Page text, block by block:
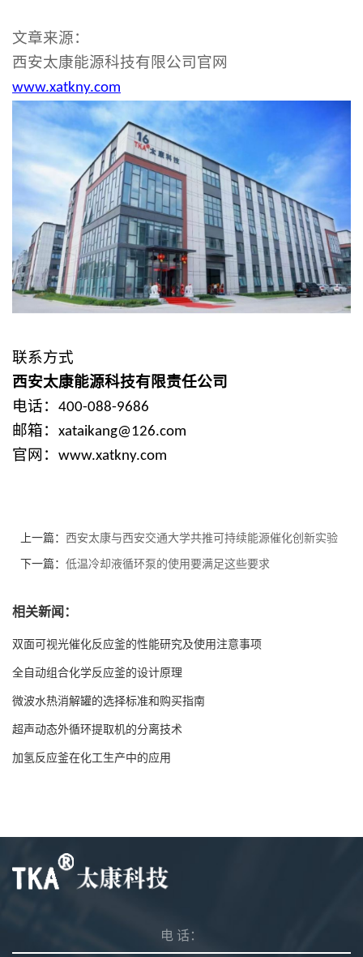
文章来源：
西安太康能源科技有限公司官网
www.xatkny.com
联系方式
西安太康能源科技有限责任公司
电话： 400-088-9686
邮箱： xataikang@126.com
官网： www.xatkny.com
上一篇： 西安太康与西安交通大学共推可持续能源催化创新实验
平台建设
下一篇： 低温冷却液循环泵的使用要满足这些要求
相关新闻：
双面可视光催化反应釜的性能研究及使用注意事项
全自动组合化学反应釜的设计原理
微波水热消解罐的选择标准和购买指南
超声动态外循环提取机的分离技术
加氢反应釜在化工生产中的应用
电 话：